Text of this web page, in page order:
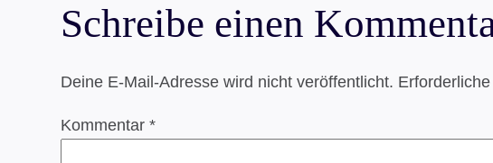
Schreibe einen
Deine E-Mail-Adresse wird nicht veröffentlicht.
Kommentar *